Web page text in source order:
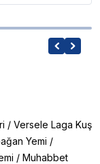
/ Versele Laga Kuş
Yemi /
/ Muhabbet